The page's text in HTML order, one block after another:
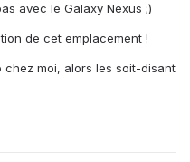
avec le Galaxy Nexus ;)
de cet emplacement !
moi, alors les soit-disant